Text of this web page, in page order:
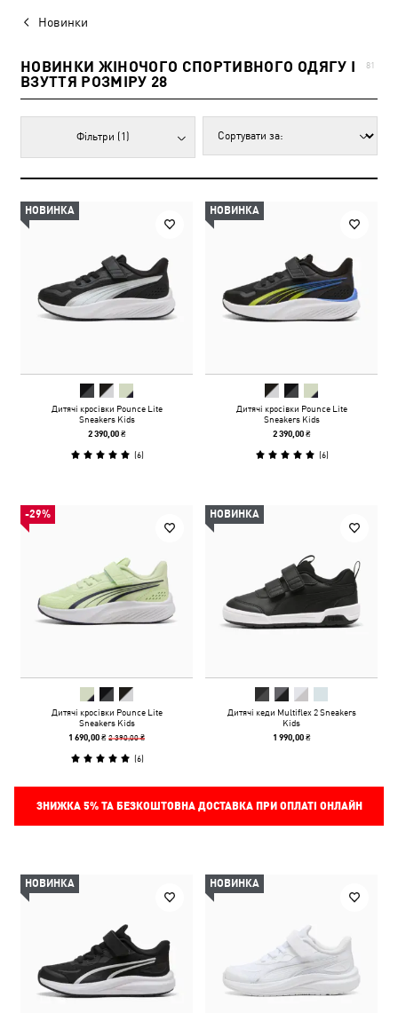
Новинки
НОВИНКИ ЖІНОЧОГО СПОРТИВНОГО ОДЯГУ І
ВЗУТТЯ РОЗМІРУ 28
81
Фільтри (1)
НОВИНКА
Дитячі кросівки Pounce Lite
Sneakers Kids
2 390,00 ₴
(6)
НОВИНКА
Дитячі кросівки Pounce Lite
Sneakers Kids
2 390,00 ₴
(6)
-29%
Дитячі кросівки Pounce Lite
Sneakers Kids
1 690,00 ₴2 390,00 ₴
(6)
НОВИНКА
Дитячі кеди Multiflex 2 Sneakers
Kids
1 990,00 ₴
ЗНИЖКА 5%ТА БЕЗКОШТОВНА ДОСТАВКА ПРИ ОПЛАТІ ОНЛАЙН
НОВИНКА НОВИНКА